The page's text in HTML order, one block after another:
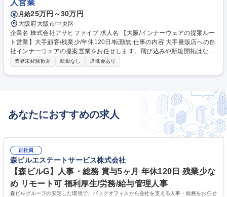
人営業
月給25万円～30万円
大阪府大阪市中央区
企業名 株式会社アサヒファイブ 求人名 【大阪/インナーウェアの提案ルー
ト営業】大手顧客/残業少/年休120日/転勤無 仕事の内容 大手量販店への自
社インナーウェアの提案営業をお任せします。飛び込みや新規開拓はな
く、信頼関係構築が主。将来的には市場分析を活かした商品企画にも挑戦
提案が「売上」という数値で可視化される面白さがあります。自社工場を
擁するため、顧客の要望を形にしやすく、営業としての介在価値が高い環
境です。 募集職種 【大阪/インナーウェアの提案ルート営業】大手顧客/残
業界未経験歓迎 転勤なし 退職金あり
あなたにおすすめの求人
正社員
森ビルエステートサービス株式会社
【森ビルG】人事・総務 賞与5ヶ月 年休120日 残業少な
め リモート可 福利厚生/労務/給与管理人事
森ビルグループの安定した環境で、バックオフィスから会社を支える人事・総務をお任せ